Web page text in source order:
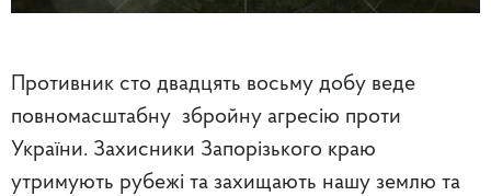
Противник сто двадцять восьму добу веде
повномасштабну збройну агресію проти
України. Захисники Запорізького краю
утримують рубежі та захищають нашу землю та